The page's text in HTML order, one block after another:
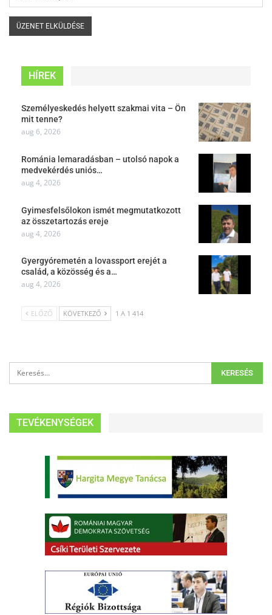
HÍREK
Személyeskedés helyett szakmai vita – Ön
mit tenne?
aug 6, 2026
Románia lemaradásban – utolsó napok a
medvekérdés uniós…
aug 4, 2026
Gyimesfelsőlokon ismét megmutatkozott
az összetartozás ereje
aug 4, 2026
Gyergyóremetén a lovassport erejét a
család, a közösség és a…
aug 4, 2026
ELŐZŐ KÖVETKEZŐ 1 A 1 414
TEVÉKENYSÉGEK